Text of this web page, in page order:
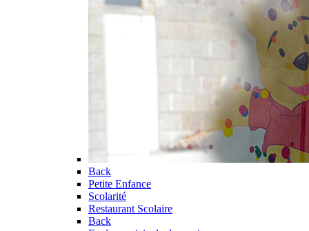
Back
Petite Enfance
Scolarité
Restaurant Scolaire
Back